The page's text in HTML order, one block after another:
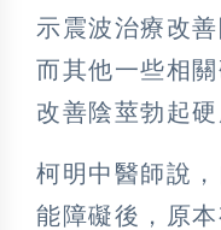
示震波治療改
而其他一些相
改善陰莖勃起
柯明中醫師說
能障礙後，原